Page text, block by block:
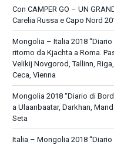
Con CAMPER GO – UN
Carelia Russa e Capo Nord
Mongolia – Italia 2018
ritorno da Kjachta a Roma.
Velikij Novgorod, Tallinn,
Ceca, Vienna
Mongolia 2018 “Diario di
a Ulaanbaatar, Darkhan,
Seta
Italia – Mongolia 2018